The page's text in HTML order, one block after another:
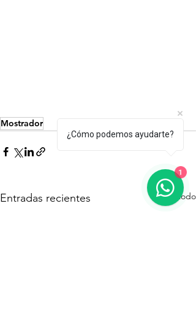
Mostrador
Entradas recientes Ver todo
¿Cómo podemos ayudarte?
1